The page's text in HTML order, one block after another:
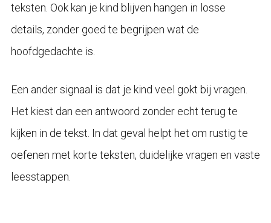
teksten. Ook kan je kind blijven hangen in losse
details, zonder goed te begrijpen wat de
hoofdgedachte is.
Een ander signaal is dat je kind veel gokt bij vragen.
Het kiest dan een antwoord zonder echt terug te
kijken in de tekst. In dat geval helpt het om rustig te
oefenen met korte teksten, duidelijke vragen en vaste
leesstappen.